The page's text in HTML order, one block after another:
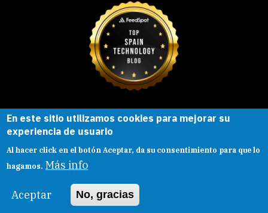
Esta obra está bajo una
Creative Commons
Reconocimiento-
CompartirIgual |
En este sitio utilizamos cookies para mejorar su
experiencia de usuario
Al hacer click en el botón Aceptar, da su consentimiento para que lo
hagamos. Más info
Aceptar No, gracias